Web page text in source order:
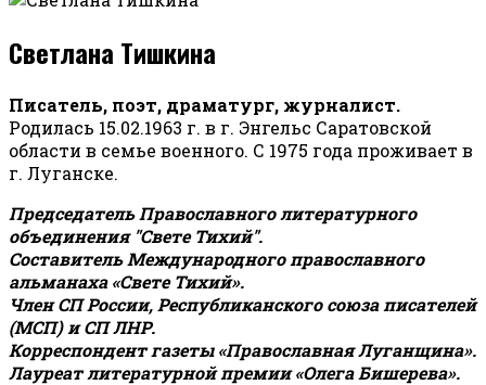
Светлана Тишкина
Писатель, поэт, драматург, журналист.
Родилась 15.02.1963 г. в г. Энгельс Саратовской
области в семье военного. С 1975 года проживает в
г. Луганске.
Председатель Православного литературного
объединения "Свете Тихий".
Составитель Международного православного
альманаха «Свете Тихий».
Член СП России, Республиканского союза писателей
(МСП) и СП ЛНР.
Корреспондент газеты «Православная Луганщина».
Лауреат литературной премии «Олега Бишерева».